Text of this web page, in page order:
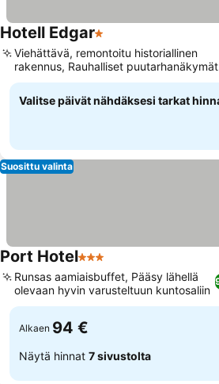
Hotell Edgar1 Tähtiluokitus
Viehättävä, remontoitu historiallinen
rakennus, Rauhalliset puutarhanäkymät
huoneista
Valitse päivät nähdäksesi tarkat
Suosittu valinta
Port Hotel3 Tähtiluokitus
Runsas aamiaisbuffet, Pääsy lähellä
olevaan hyvin varusteltuun kuntosaliin
Alkaen 94 €
Näytä hinnat 7 sivustolta